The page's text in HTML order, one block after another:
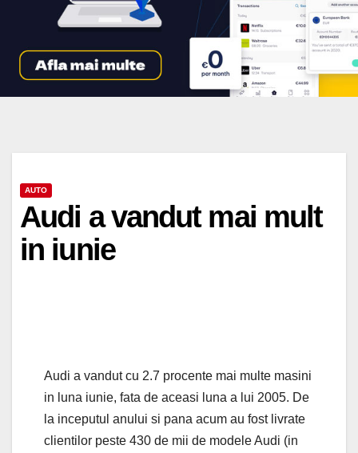
AUTO
Audi a vandut mai mult
in iunie
Audi a vandut cu 2.7 procente mai multe masini
in luna iunie, fata de aceasi luna a lui 2005. De
la inceputul anului si pana acum au fost livrate
clientilor peste 430 de mii de modele Audi (in